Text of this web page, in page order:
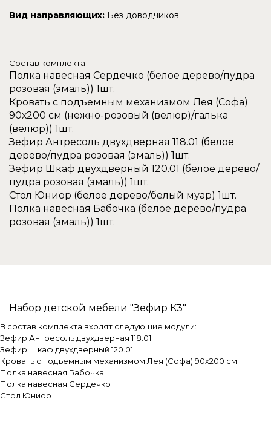
Набор детской мебели "Зефир К3"
Вид направляющих: Без доводчиков
Состав комплекта
Полка навесная Сердечко (белое дерево/пудра
розовая (эмаль)) 1шт.
Кровать с подъемным механизмом Лея (Софа)
90х200 см (нежно-розовый (велюр)/галька
(велюр)) 1шт.
Зефир Антресоль двухдверная 118.01 (белое
дерево/пудра розовая (эмаль)) 1шт.
Зефир Шкаф двухдверный 120.01 (белое дерево/
пудра розовая (эмаль)) 1шт.
Стол Юниор (белое дерево/белый муар) 1шт.
Полка навесная Бабочка (белое дерево/пудра
розовая (эмаль)) 1шт.
В состав комплекта входят следующие модули:
Зефир Антресоль двухдверная 118.01
Зефир Шкаф двухдверный 120.01
Кровать с подъемным механизмом Лея (Софа) 90х200 см
Полка навесная Бабочка
Полка навесная Сердечко
Стол Юниор